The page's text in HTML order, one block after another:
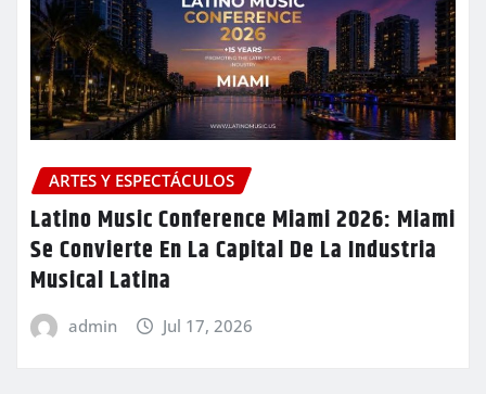
ARTES Y ESPECTÁCULOS
Latino Music Conference Miami 2026: Miami
Se Convierte En La Capital De La Industria
Musical Latina
admin Jul 17, 2026